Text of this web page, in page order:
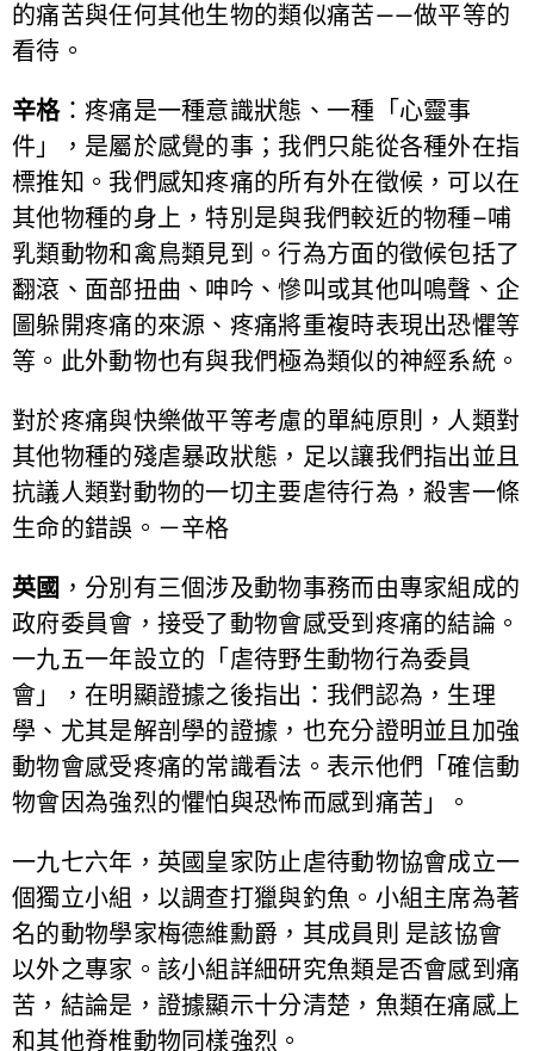
的痛苦與任何其他生物的類似痛苦——做平等的
看待。
辛格：疼痛是一種意識狀態、一種「心靈事
件」，是屬於感覺的事；我們只能從各種外在指
標推知。我們感知疼痛的所有外在徵候，可以在
其他物種的身上，特別是與我們較近的物種–哺
乳類動物和禽鳥類見到。行為方面的徵候包括了
翻滾、面部扭曲、呻吟、慘叫或其他叫鳴聲、企
圖躲開疼痛的來源、疼痛將重複時表現出恐懼等
等。此外動物也有與我們極為類似的神經系統。
對於疼痛與快樂做平等考慮的單純原則，人類對
其他物種的殘虐暴政狀態，足以讓我們指出並且
抗議人類對動物的一切主要虐待行為，殺害一條
生命的錯誤。－辛格
英國 ，分別有三個涉及動物事務而由專家組成的
政府委員會，接受了動物會感受到疼痛的結論。
一九五一年設立的「虐待野生動物行為委員
會」，在明顯證據之後指出：我們認為，生理
學、尤其是解剖學的證據，也充分證明並且加強
動物會感受疼痛的常識看法。表示他們「確信動
物會因為強烈的懼怕與恐怖而感到痛苦」。
一九七六年，英國皇家防止虐待動物協會成立一
個獨立小組，以調查打獵與釣魚。小組主席為著
名的動物學家梅德維勳爵，其成員則 是該協會
以外之專家。該小組詳細研究魚類是否會感到痛
苦，結論是，證據顯示十分清楚，魚類在痛感上
和其他脊椎動物同樣強烈。